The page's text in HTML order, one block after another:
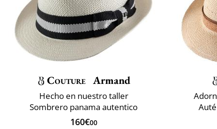
Couture Armand
Hecho en nuestro taller
Sombrero panama autentico
160€00